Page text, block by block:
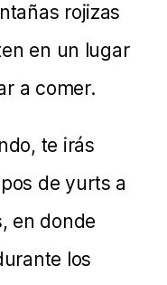
rojizas
en un lugar
a comer.
te irás
de yurts a
en donde
los